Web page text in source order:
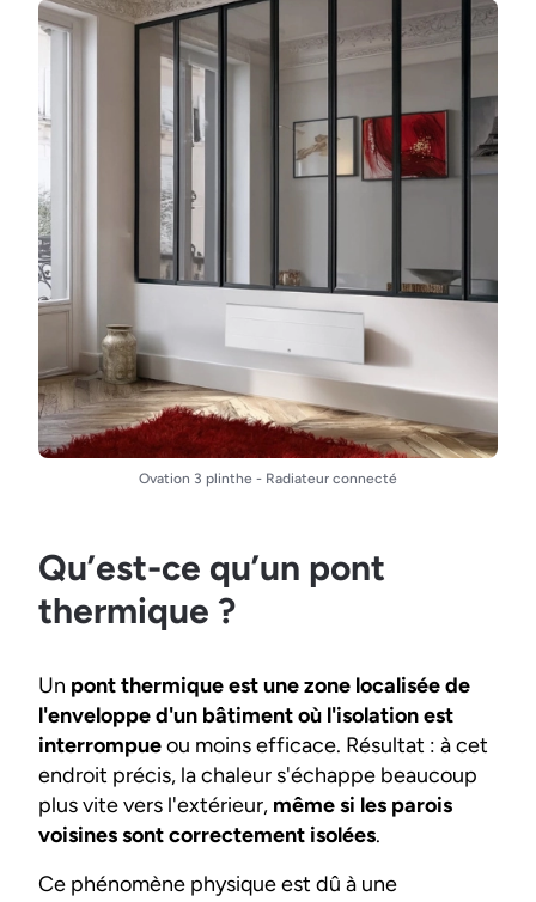
Ovation 3 plinthe - Radiateur connecté
Qu’est-ce qu’un pont
thermique ?
Un pont thermique est une zone localisée de
l'enveloppe d'un bâtiment où l'isolation est
interrompueou moins efficace. Résultat : à cet
endroit précis, la chaleur s'échappe beaucoup
plus vite vers l'extérieur, même si les parois
voisines sont correctement isolées.
Ce phénomène physique est dû à une